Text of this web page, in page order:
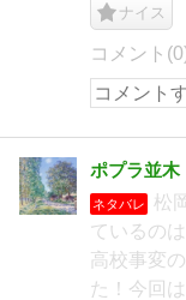
ナイス
コメント
ポプラ並木
ネタバレ
松
ているの
高校事変
た！今回